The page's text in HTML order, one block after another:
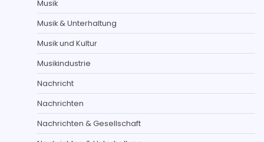
Musik
Musik & Unterhaltung
Musik und Kultur
Musikindustrie
Nachricht
Nachrichten
Nachrichten & Gesellschaft